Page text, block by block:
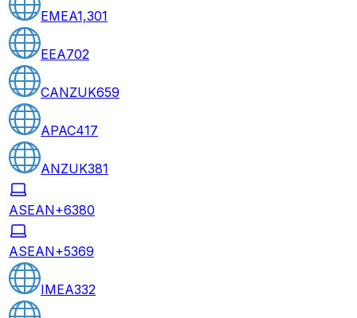
EMEA1,301
EEA702
CANZUK659
APAC417
ANZUK381
ASEAN+6380
ASEAN+5369
IMEA332